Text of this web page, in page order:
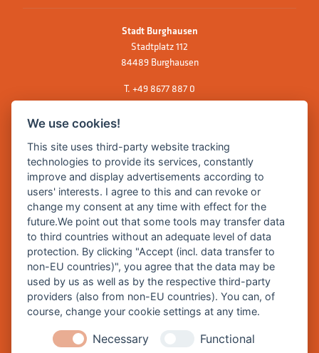
Stadt Burghausen
Stadtplatz 112
84489 Burghausen
T. +49 8677 887 0
E Mail:
Zentrale Webseite der Stadt Burghausen:
www.burghausen.de
Burghausen in leichter Sprache
So funktioniert burghausen.de
Inhalte von burghausen.de
We use cookies!
This site uses third-party website tracking
technologies to provide its services, constantly
improve and display advertisements according to
users' interests. I agree to this and can revoke or
change my consent at any time with effect for the
future.We point out that some tools may transfer data
to third countries without an adequate level of data
protection. By clicking "Accept (incl. data transfer to
non-EU countries)", you agree that the data may be
used by us as well as by the respective third-party
providers (also from non-EU countries). You can, of
course, change your cookie settings at any time.
Necessary Functional